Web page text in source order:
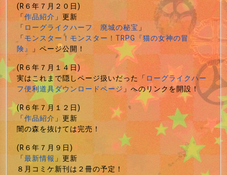
(R６年７月２０日)
「作品紹介」更新
「ローグライクハーフ 廃城の秘宝」
「モンスター！モンスター！TRPG『猫の女神の冒
険』 」ページ公開！
(R６年７月１４日)
実はこれまで隠しページ扱いだった「ローグライクハー
フ便利道具ダウンロードページ」へのリンクを開設！
(R６年７月１２日)
「作品紹介」更新
闇の森を抜けては完売！
(R６年７月９日)
「最新情報」更新
８月コミケ新刊は２冊の予定！